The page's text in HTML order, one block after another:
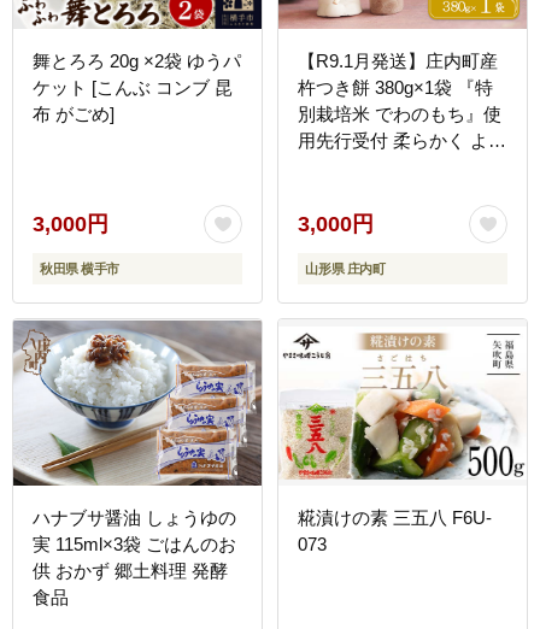
舞とろろ 20g ×2袋 ゆうパ
ケット [こんぶ コンブ 昆
布 がごめ]
3,000円
秋田県 横手市
【R9.1月発送】庄内町産
杵つき餅 380g×1袋 『特
別栽培米 でわのもち』使
用先行受付 柔らかく よく
ち ヨーグルト農法 杵つき
丸もち お餅 丸餅 餅【入
金期限：2027年1月15
日】
3,000円
山形県 庄内町
ハナブサ醤油 しょうゆの
実 115ml×3袋 ごはんのお
供 おかず 郷土料理 発酵
食品
糀漬けの素 三五八 F6U-
073